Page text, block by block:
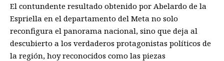
El contundente resultado obtenido por Abelardo de la
Espriella en el departamento del Meta no solo
reconfigura el panorama nacional, sino que deja al
descubierto a los verdaderos protagonistas políticos de
la región, hoy reconocidos como las piezas